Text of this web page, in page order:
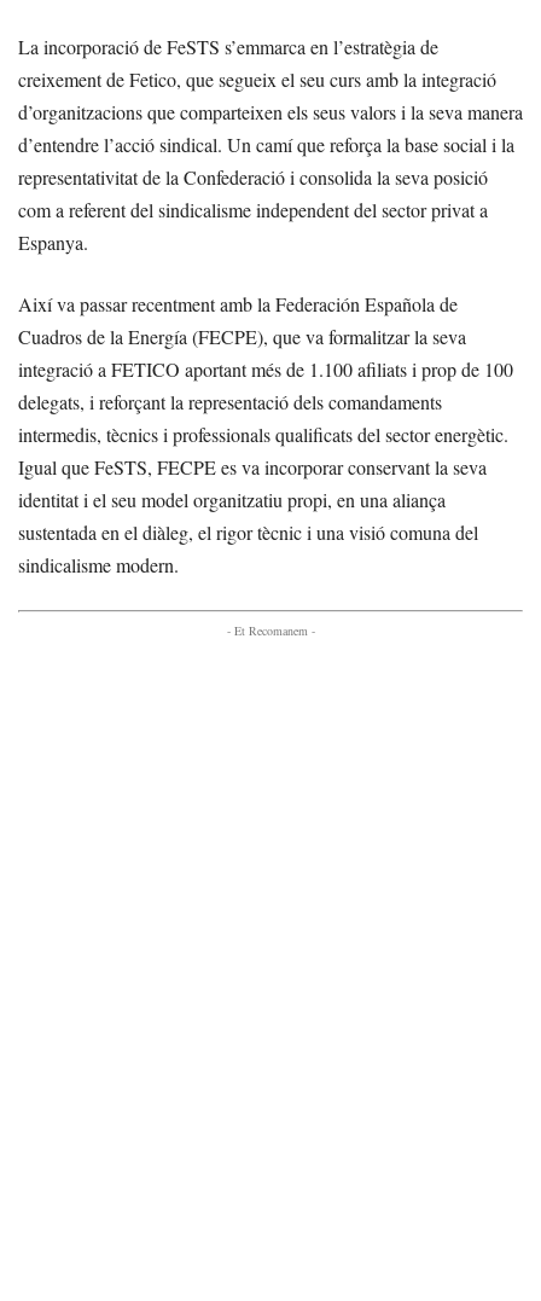
La incorporació de FeSTS s’emmarca en l’estratègia de
creixement de Fetico, que segueix el seu curs amb la integració
d’organitzacions que comparteixen els seus valors i la seva manera
d’entendre l’acció sindical. Un camí que reforça la base social i la
representativitat de la Confederació i consolida la seva posició
com a referent del sindicalisme independent del sector privat a
Espanya.
Així va passar recentment amb la Federación Española de
Cuadros de la Energía (FECPE), que va formalitzar la seva
integració a FETICO aportant més de 1.100 afiliats i prop de 100
delegats, i reforçant la representació dels comandaments
intermedis, tècnics i professionals qualificats del sector energètic.
Igual que FeSTS, FECPE es va incorporar conservant la seva
identitat i el seu model organitzatiu propi, en una aliança
sustentada en el diàleg, el rigor tècnic i una visió comuna del
sindicalisme modern.
- Et Recomanem -